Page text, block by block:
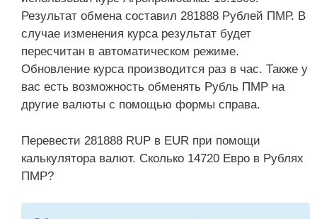
Результат обмена составил 281888 Рублей ПМР. В
случае изменения курса результат будет
пересчитан в автоматическом режиме.
Обновление курса производится раз в час. Также у
вас есть возможность обменять Рубль ПМР на
другие валюты с помощью формы справа.
Перевести 281888 RUP в EUR при помощи
калькулятора валют. Сколько 14720 Евро в Рублях
ПМР?